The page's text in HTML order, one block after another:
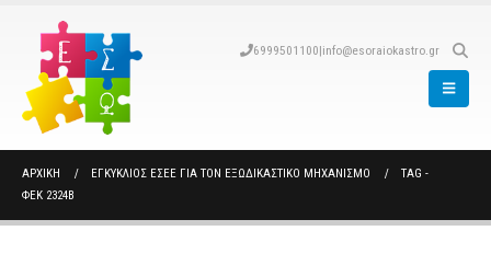
6999501100|info@esoraiokastro.gr
ΑΡΧΙΚΉ ΕΓΚΎΚΛΙΟΣ ΕΣΕΕ ΓΙΑ ΤΟΝ ΕΞΩΔΙΚΑΣΤΙΚΌ ΜΗΧΑΝΙΣΜΌ
TAG -
ΦΕΚ 2324B